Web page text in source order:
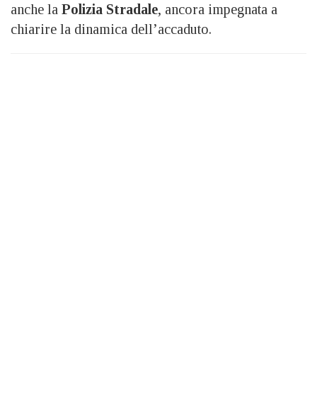
anche la Polizia Stradale, ancora impegnata a
chiarire la dinamica dell’accaduto.